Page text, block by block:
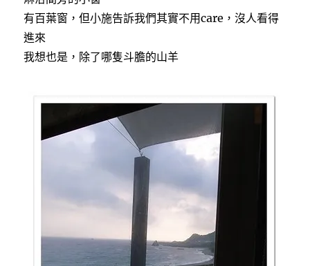
有百葉窗，但小施告訴我們其實不用care，沒人看得
進來
我想也是，除了哪隻斗膽的山羊